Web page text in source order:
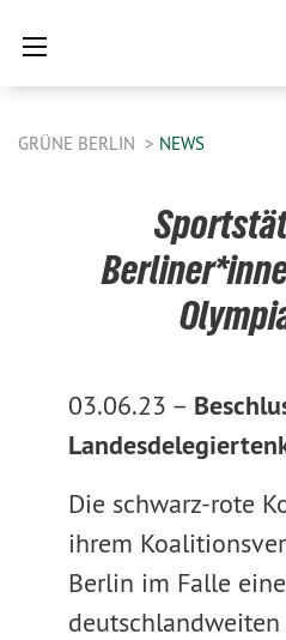
GRÜNE BERLIN NEWS
03.06.23 –
Die schwarz-rote
ihrem
Berlin im Falle